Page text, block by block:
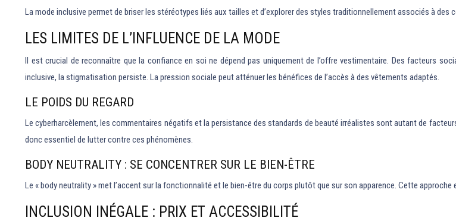
La mode inclusive permet de briser les stéréotypes liés aux tailles et d’explorer des styles traditionnellement associés à
LES LIMITES DE L’INFLUENCE DE LA MODE
Il est crucial de reconnaître que la confiance en soi ne dépend pas uniquement de l’offre vestimentaire. Des facteurs
inclusive, la stigmatisation persiste. La pression sociale peut atténuer les bénéfices de l’accès à des vêtements adaptés.
LE POIDS DU REGARD
Le cyberharcèlement, les commentaires négatifs et la persistance des standards de beauté irréalistes sont autant de
donc essentiel de lutter contre ces phénomènes.
BODY NEUTRALITY : SE CONCENTRER SUR LE BIEN-ÊTRE
Le « body neutrality » met l’accent sur la fonctionnalité et le bien-être du corps plutôt que sur son apparence. Cette
INCLUSION INÉGALE : PRIX ET ACCESSIBILITÉ